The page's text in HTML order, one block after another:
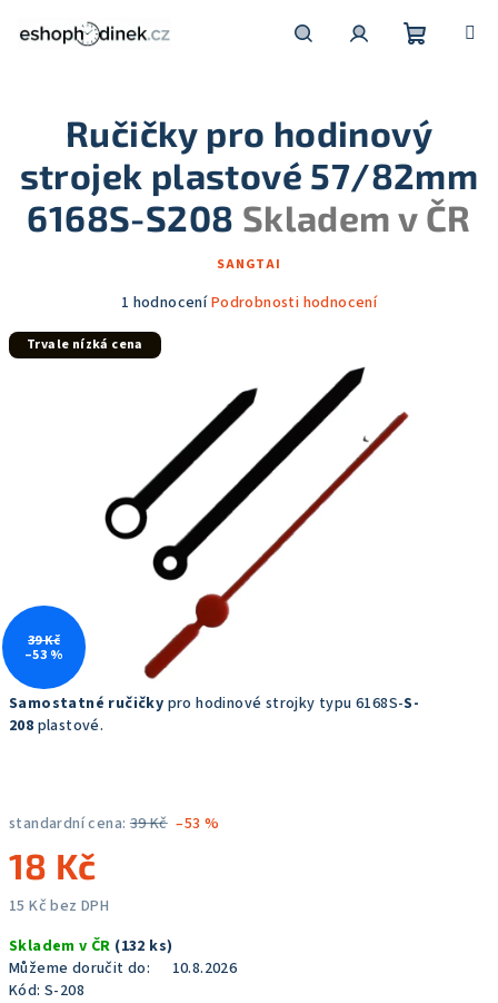
košík
Samostatné ručičky pro hodinové strojky typu 6168S-S-
208 plastové.
standardní cena: 39 Kč –53 %
18 Kč
15 Kč bez DPH
cena:
Skladem v ČR (132 ks)
Můžeme doručit do:
10.8.2026
Kód: S-208
Ručičky pro hodinový
strojek plastové 57/82mm
6168S-S208 Skladem v ČR
SANGTAI
Průměrné
produktu
hvězdiček.
1 hodnoceníPodrobnosti hodnocení
Trvale nízká cena
39 Kč
–53 %